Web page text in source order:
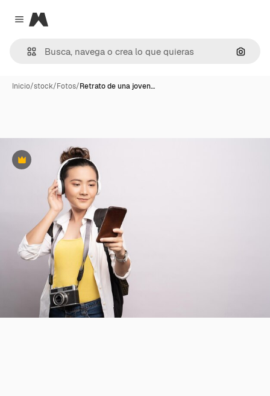
Close menu
Magnific
Inicio/stock/Fotos/Retrato de una joven…
Premium